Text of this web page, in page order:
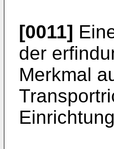
[0011]
der
Merkmal